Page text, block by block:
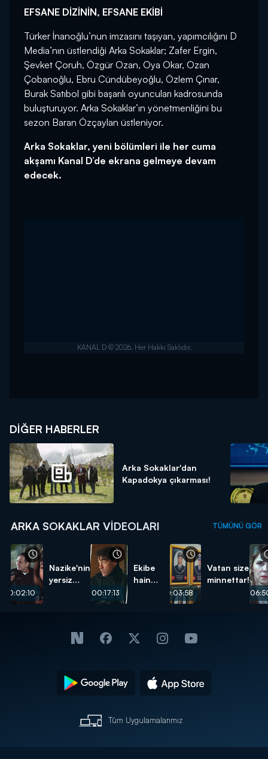
EFSANE DİZİNİN, EFSANE EKİBİ
Türker İnanoğlu’nun imzasını taşıyan, yapımcılığını D
Media’nın üstlendiği Arka Sokaklar; Zafer Ergin,
Şevket Çoruh, Özgür Ozan, Oya Okar, Ozan
Çobanoğlu, Ebru Cündübeyoğlu, Özlem Çınar,
Burak Satıbol gibi başarılı oyuncuları kadrosunda
buluşturuyor. Arka Sokaklar’ın yönetmenliğini bu
sezon Baran Özçaylan üstleniyor.
Arka Sokaklar, yeni bölümleri ile her cuma
akşamı Kanal D’de ekrana gelmeye devam
edecek.
DIĞER HABERLER
Arka Sokaklar'dan
Kapadokya çıkarması!
ARKA SOKAKLAR VIDEOLARI TÜMÜNÜ GÖR
00:02:10
Nazike'nin
yersiz
00:17:13
Ekibe
hain
00:03:58
Vatan size
minnettar!
Tüm Uygulamalarımız